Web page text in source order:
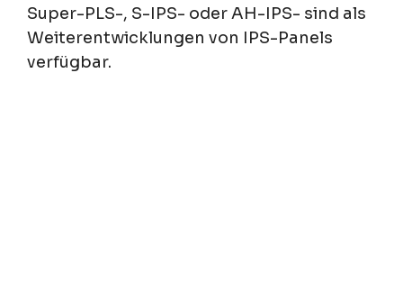
Super-PLS-, S-IPS- oder AH-IPS- sind als
Weiterentwicklungen von IPS-Panels
verfügbar.